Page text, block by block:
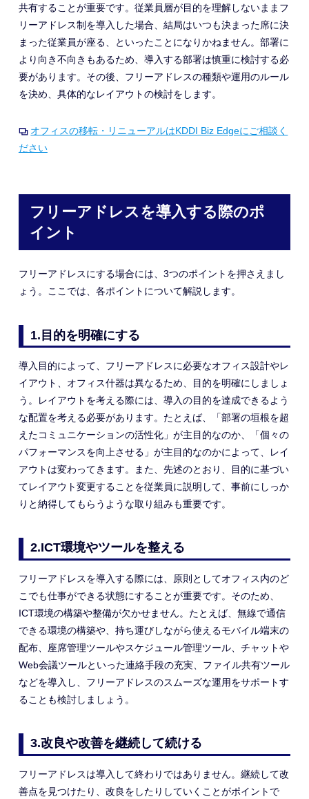
共有することが重要です。 従業員層が目的を理解しないままフ
リーアドレス制を導入した場合、結局はいつも決まった席に決
まった従業員が座る、といったことになりかねません。 部署に
より向き不向きもあるため、導入する部署は慎重に検討する必
要があります。その後、フリーアドレスの種類や運用のルール
を決め、 具体的なレイアウトの検討を します。
オフィスの移転・リニューアルはKDDI Biz Edgeにご相談く
ださい
フリーアドレスを導入する際のポ
イント
フリーアドレスにする場合には、3つのポイントを押さえまし
ょう。ここでは、各ポイントについて解説します。
1. 目的を明確にする
導入目的によって、フリーアドレスに必要なオフィス設計やレ
イアウト、 オフィス什器は異なるため、目的を明確にしましょ
う。レイアウトを考える際には、導入の目的を達成できるよう
な配置を考える必要があります。 たとえば、「部署の垣根を超
えたコミュニケーションの活性化」が主目的なのか、「個々の
パフォーマンスを向上させる」が主目的なのかによって、レイ
アウトは変わってきます。また、先述のとおり、
目的に基づい
てレイアウト変更することを従業員に説明して、事前にしっか
りと納得してもらうような取り組みも重要です。
2.ICT環境やツールを整える
フリーアドレスを導入する際には、原則としてオフィス内のど
こでも仕事ができる状態にすることが重要です。そのため、
ICT環境の構築や整備が欠かせません。たとえば、 無線で通信
できる環境の構築や、 持ち運びしながら使えるモバイル端末の
配布、座席管理ツールやスケジュール管理ツール、チャットや
Web会議ツールといった連絡手段の充実、ファイル共有ツール
などを導入 し 、フリーアドレスのスムーズな運用をサポートす
ること も検討しましょう。
3.改良や改善を継続して続ける
フリーアドレスは導入して終わり ではありません。 継続して改
善点を見つけたり
改良を したりしていくことがポイントで